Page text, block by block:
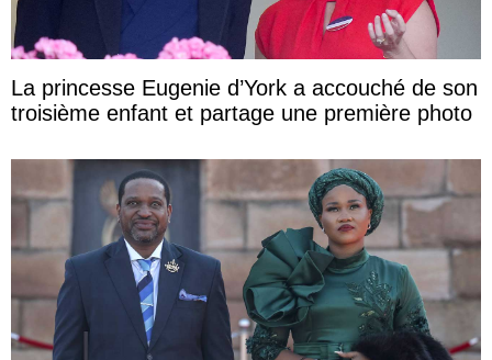
La princesse Eugenie d’York a accouché de son
troisième enfant et partage une première photo